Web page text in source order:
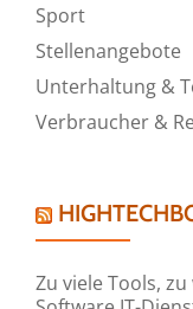
Sport
Stellenangebote
Unterhaltung &
Verbraucher &
Zu viele Tools,